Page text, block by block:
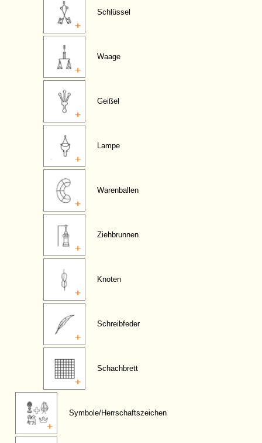
Schlüssel
Waage
Geißel
Lampe
Warenballen
Ziehbrunnen
Knoten
Schreibfeder
Schachbrett
Symbole/Herrschaftszeichen